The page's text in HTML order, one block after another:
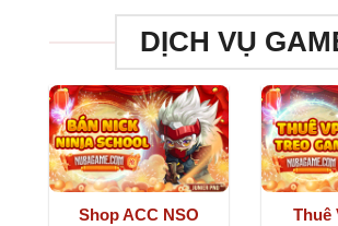
DỊCH VỤ
Shop ACC NSO Thuê